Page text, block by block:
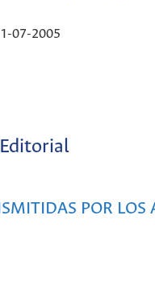
07-2005
Editorial
POR LOS